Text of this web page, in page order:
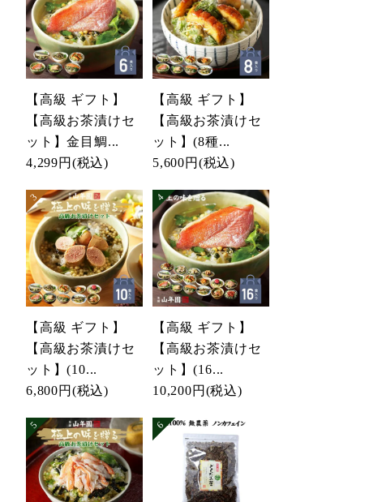
【高級 ギフト】
【高級お茶漬けセ
ット】金目鯛...
4,299円 (税込)
【高級 ギフト】
【高級お茶漬けセ
ット】(8種...
5,600円 (税込)
【高級 ギフト】
【高級お茶漬けセ
ット】(10...
6,800円 (税込)
【高級 ギフト】
【高級お茶漬けセ
ット】(16...
10,200円 (税込)